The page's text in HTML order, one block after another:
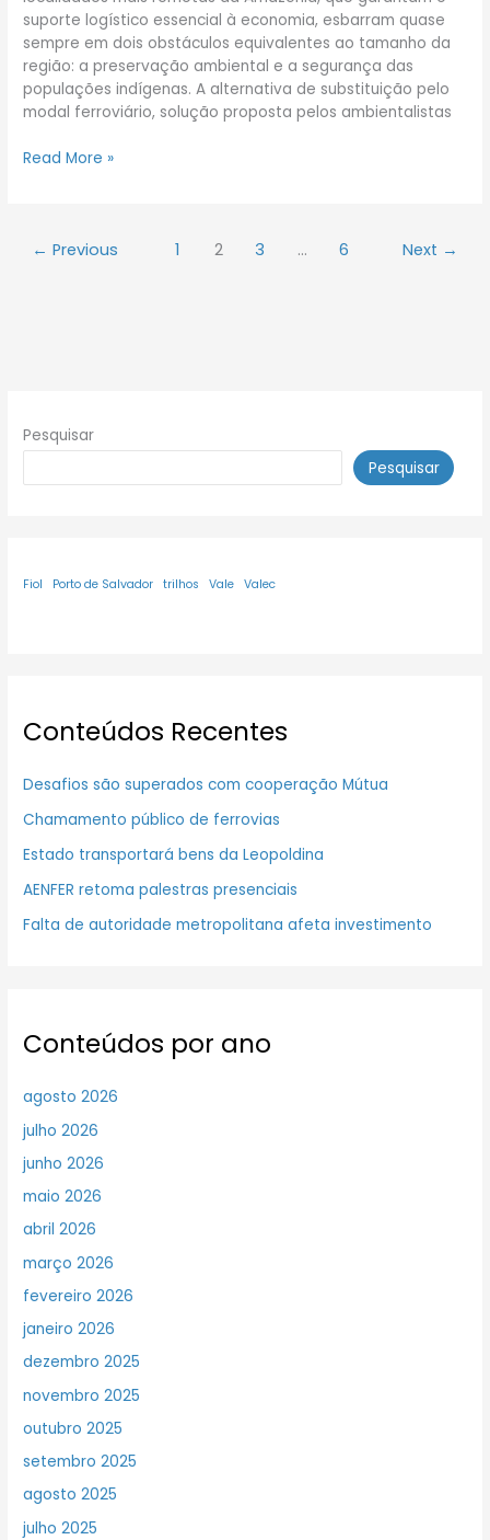
suporte logístico essencial à economia, esbarram quase
sempre em dois obstáculos equivalentes ao tamanho da
região: a preservação ambiental e a segurança das
populações indígenas. A alternativa de substituição pelo
modal ferroviário, solução proposta pelos ambientalistas
Read More »
← Previous 1 2 3 … 6 Next →
Pesquisar
Pesquisar
Fiol Porto de Salvador trilhos Vale Valec
Conteúdos Recentes
Desafios são superados com cooperação Mútua
Chamamento público de ferrovias
Estado transportará bens da Leopoldina
AENFER retoma palestras presenciais
Falta de autoridade metropolitana afeta investimento
Conteúdos por ano
agosto 2026
julho 2026
junho 2026
maio 2026
abril 2026
março 2026
fevereiro 2026
janeiro 2026
dezembro 2025
novembro 2025
outubro 2025
setembro 2025
agosto 2025
julho 2025